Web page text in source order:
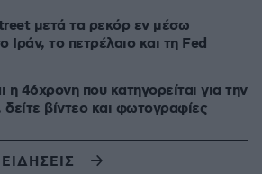
μετά τα ρεκόρ εν μέσω
Ιράν, το πετρέλαιο και τη Fed
η 46χρονη που κατηγορείται για την
βίντεο και φωτογραφίες